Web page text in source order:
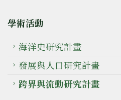
學術活動
海洋史研究計畫
發展與人口研究計畫
跨界與流動研究計畫